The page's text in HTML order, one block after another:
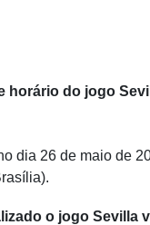
horário do jogo
dia 26 de maio de
o jogo Sevilla